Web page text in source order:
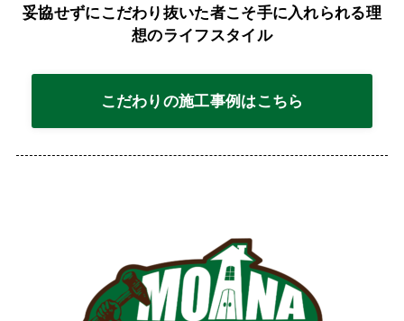
妥協せずにこだわり抜いた者こそ手に入れられる理
想のライフスタイル
こだわりの施工事例はこちら